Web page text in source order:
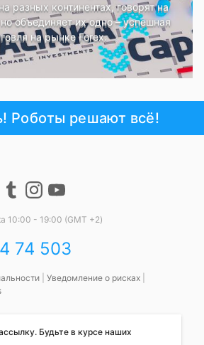
разных континентах, говорят на
объединяет их одно – успешная
на рынке Forex.
Роботы решают всё!
10:00 - 19:00 (GMT +2)
74 503
Уведомление о рисках
Будьте в курсе наших